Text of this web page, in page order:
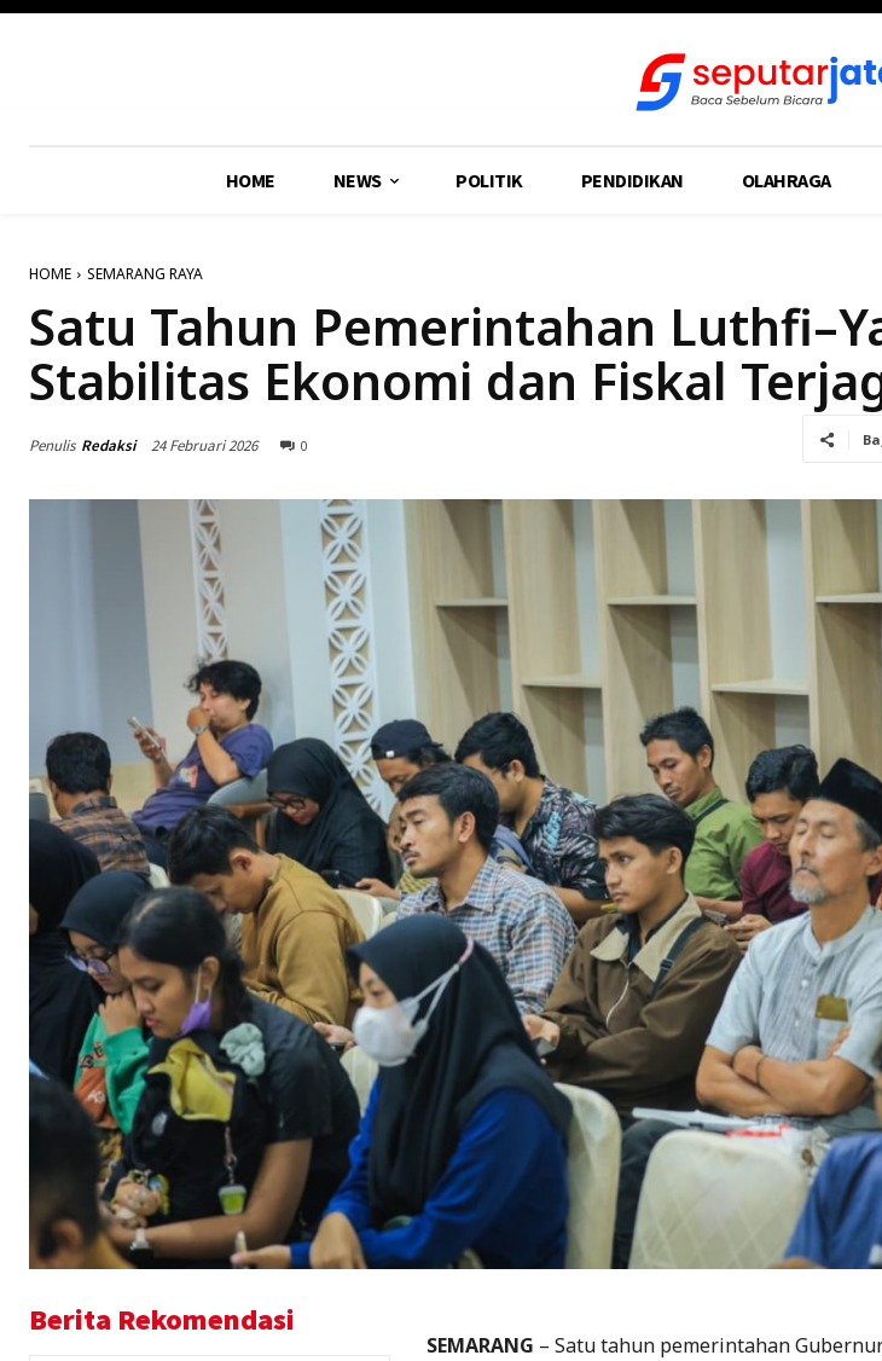
HOME NEWS POLITIK PENDIDIKAN OLAHRAGA
HOME SEMARANG RAYA
Satu Tahun Pemerintahan
Stabilitas Ekonomi dan Fiskal
Penulis Redaksi 24 Februari 2026 0
Berita Rekomendasi
SEMARANG – Satu tahun pemerintahan